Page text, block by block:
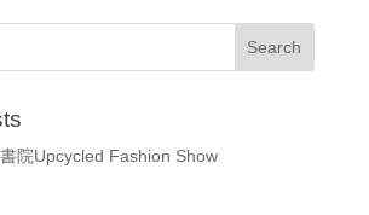
院Upcycled Fashion Show